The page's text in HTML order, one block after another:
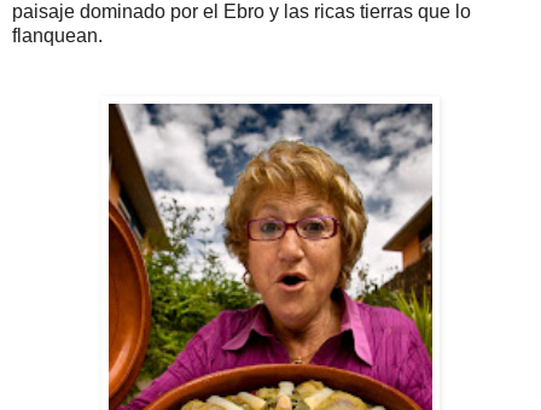
paisaje dominado por el Ebro y las ricas tierras que lo
flanquean.